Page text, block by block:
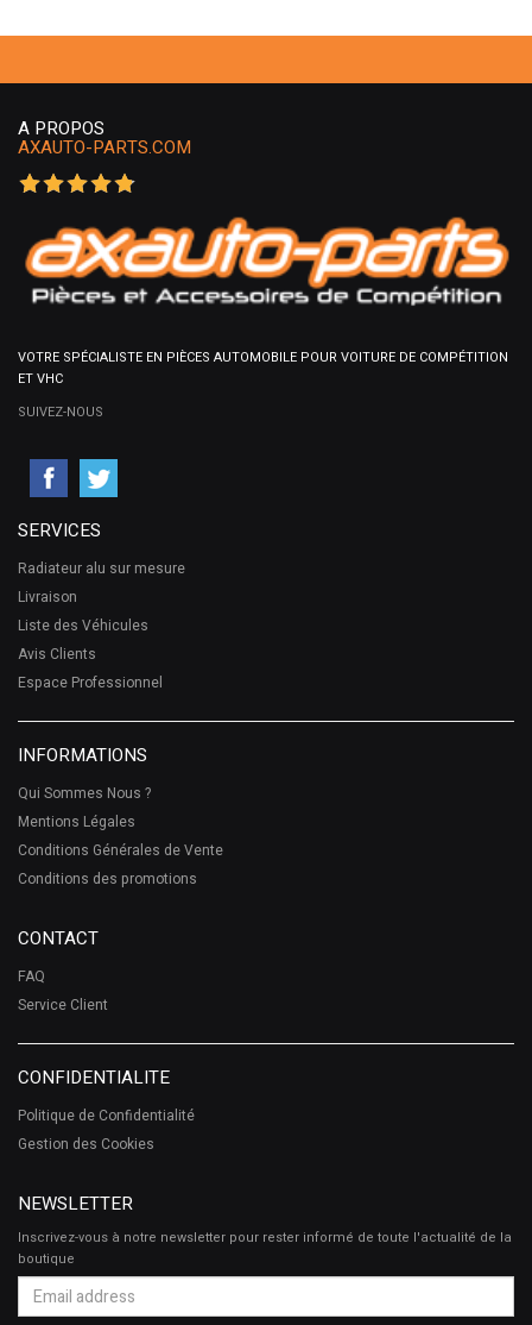
A PROPOS
AXAUTO-PARTS.COM
VOTRE SPÉCIALISTE EN PIÈCES AUTOMOBILE POUR VOITURE DE COMPÉTITION
ET VHC
SUIVEZ-NOUS
SERVICES
Radiateur alu sur mesure
Livraison
Liste des Véhicules
Avis Clients
Espace Professionnel
INFORMATIONS
Qui Sommes Nous ?
Mentions Légales
Conditions Générales de Vente
Conditions des promotions
CONTACT
FAQ
Service Client
CONFIDENTIALITE
Politique de Confidentialité
Gestion des Cookies
NEWSLETTER
Inscrivez-vous à notre newsletter pour rester informé de toute l'actualité de la
boutique